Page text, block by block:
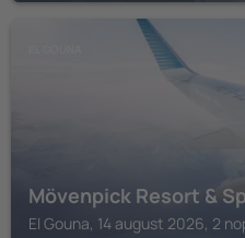
Mövenpick Resort &
El Gouna, 14 august 2026, 2